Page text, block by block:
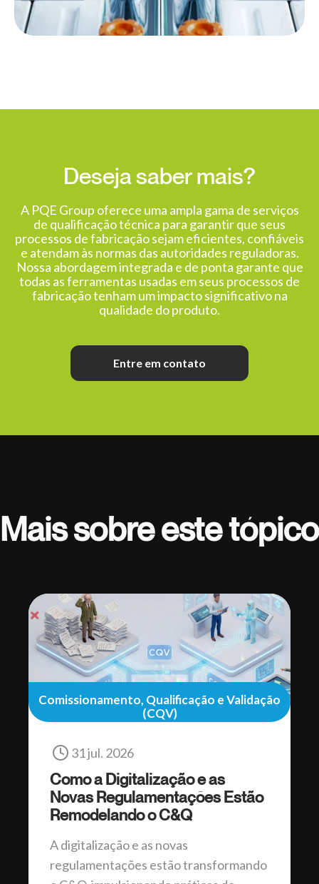
Deseja saber mais?
A PQE Group oferece uma ampla gama de serviços
de qualificação técnica para garantir que seus
processos de fabricação sejam eficientes, confiáveis
e atendam às normas das autoridades reguladoras.
Nossa abordagem integrada e de ponta garante que
todas as ferramentas usadas em seus processos de
fabricação tenham um impacto significativo na
qualidade do produto.
Entre em contato
Mais sobre este tópico
Comissionamento, Qualificação e Validação
(CQV)
31 jul. 2026
Como a Digitalização e as
Novas Regulamentações Estão
Remodelando o C&Q
A digitalização e as novas
regulamentações estão transformando